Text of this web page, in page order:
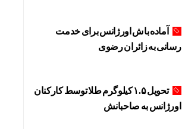
آماده باش اورژانس برای خدمت
رسانی به زائران رضوی
تحویل ۱.۵ کیلوگرم طلا توسط کارکنان
اورژانس به صاحبانش